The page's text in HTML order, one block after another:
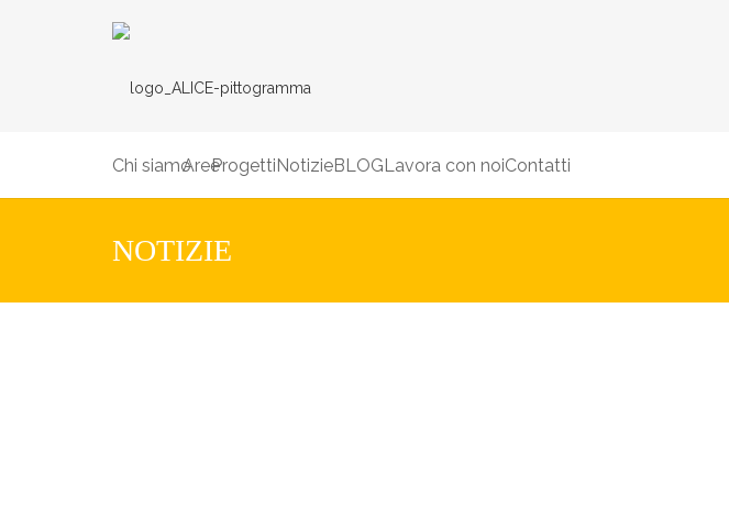
Chi siamoAreeProgettiNotizieBLOGLavora con noiContatti
NOTIZIE